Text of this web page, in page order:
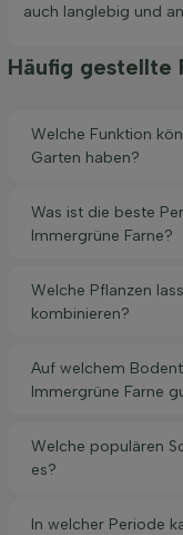
auch langlebig und
Häufig gestellte
Welche Funktion
Garten haben?
Was ist die beste
Immergrüne Farne?
Welche Pflanzen
kombinieren?
Auf welchem
Immergrüne Farne
Welche populären
es?
In welcher Periode